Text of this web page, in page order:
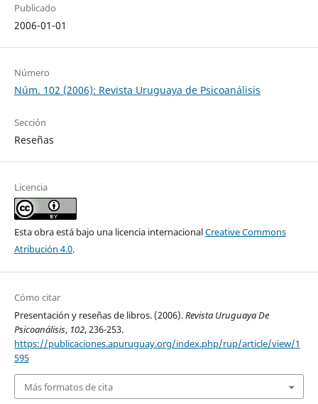
Publicado
2006-01-01
Número
Núm. 102 (2006): Revista Uruguaya de Psicoanálisis
Sección
Reseñas
Licencia
Esta obra está bajo una licencia internacionalCreative Commons
Atribución 4.0.
Cómo citar
Presentación y reseñas de libros. (2006).Revista Uruguaya De
Psicoanálisis, 102, 236-253.
https://publicaciones.apuruguay.org/index.php/rup/article/view/1
595
Más formatos de cita